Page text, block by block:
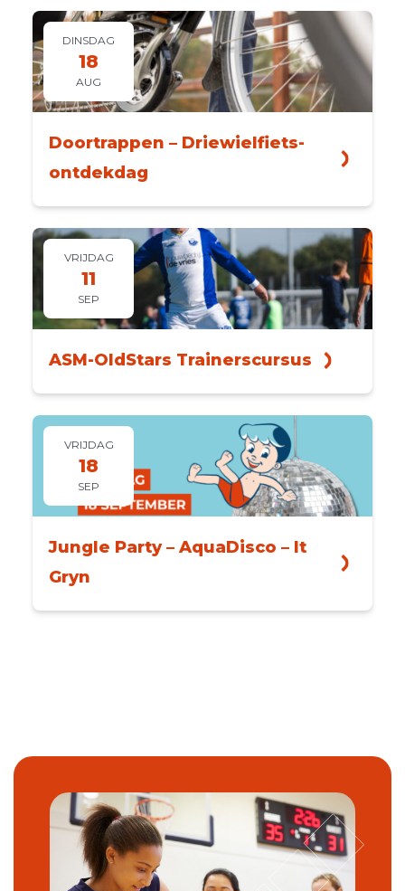
DINSDAG
18
AUG
Doortrappen – Driewielfiets-
ontdekdag
VRIJDAG
11
SEP
ASM-OldStars Trainerscursus
VRIJDAG
18
SEP
Jungle Party – AquaDisco – It
Gryn